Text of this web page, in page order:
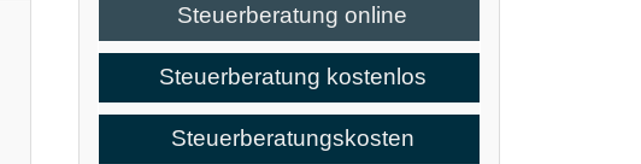
Steuerberatung online
Steuerberatung kostenlos
Steuerberatungskosten